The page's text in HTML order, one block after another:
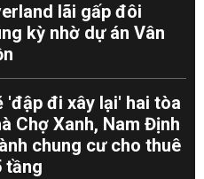
lãi gấp đôi
kỳ nhờ dự án Vân
'đập đi xây lại' hai tòa
Chợ Xanh, Nam Định
chung cư cho thuê
tầng